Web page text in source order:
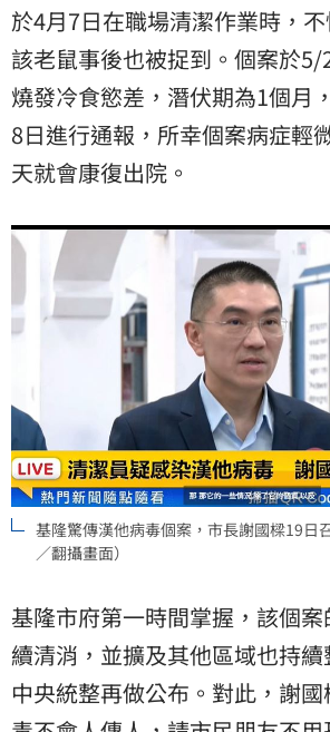
於4月7日在職場清潔作業時，不
該老鼠事後也被捉到。個案於5/
燒發冷食慾差，潛伏期為1個月
8日進行通報，所幸個案病症輕
天就會康復出院。
基隆驚傳漢他病毒個案，市長謝國樑19日
／翻攝畫面）
基隆市府第一時間掌握，該個
續清消，並擴及其他區域也持
中央統整再做公布。對此，謝